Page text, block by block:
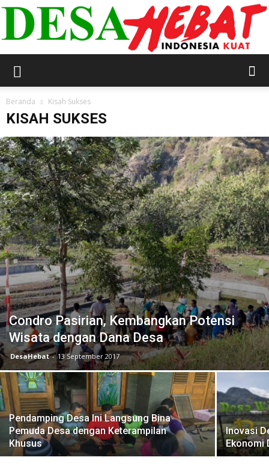
Beranda Kisah Sukses
KISAH SUKSES
Condro Pasirian, Kembangkan Potensi
Wisata dengan Dana Desa
DesaHebat - 13 September 2017
Pendamping Desa Ini Langsung Bina
Pemuda Desa dengan Keterampilan
Khusus
Inovasi
Ekonomi